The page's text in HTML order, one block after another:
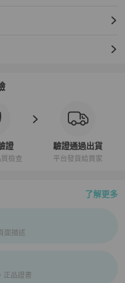
證
檢查
驗證通過出貨
平台發貨給買家
了解更多
檢驗流程介紹
面描述
正品證書